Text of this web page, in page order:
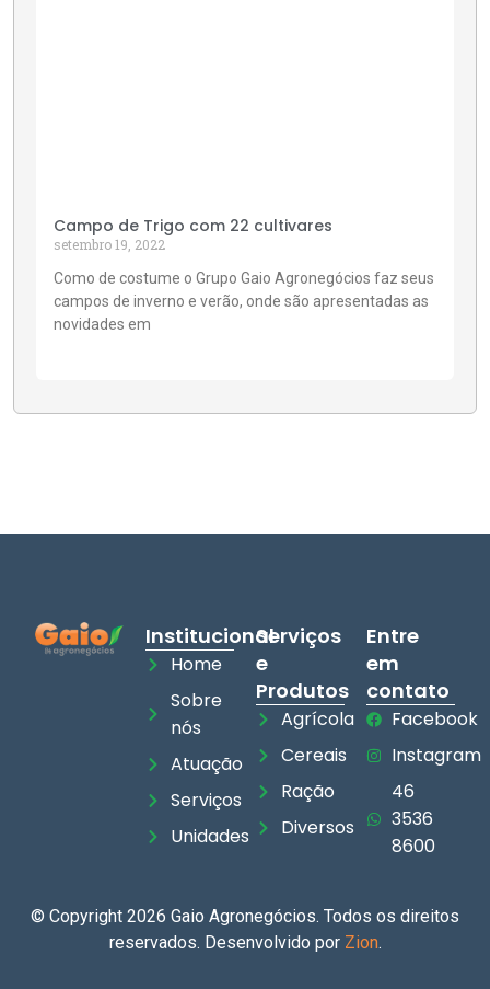
Campo de Trigo com 22 cultivares
setembro 19, 2022
Como de costume o Grupo Gaio Agronegócios faz seus
campos de inverno e verão, onde são apresentadas as
novidades em
Institucional
Home
Sobre
nós
Atuação
Serviços
Unidades
Serviços
e
Produtos
Agrícola
Cereais
Ração
Diversos
Entre
em
contato
Facebook
Instagram
46
3536
8600
© Copyright 2026 Gaio Agronegócios. Todos os direitos
reservados. Desenvolvido por Zion.